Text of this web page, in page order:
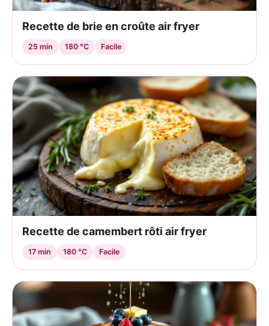
Recette de brie en croûte air fryer
25 min 180 °C Facile
Recette de camembert rôti air fryer
17 min 180 °C Facile